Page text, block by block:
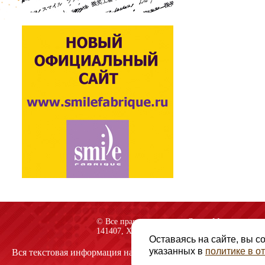
© Все права защищены «Спарк-M»
141407, Химки, Куркинское шоссе, строение
Вся текстовая информация на сайте защищена авторскими
Оставаясь на сайте, вы
указанных в политике в